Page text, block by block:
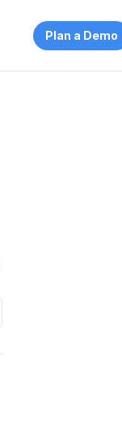
Plan a Demo